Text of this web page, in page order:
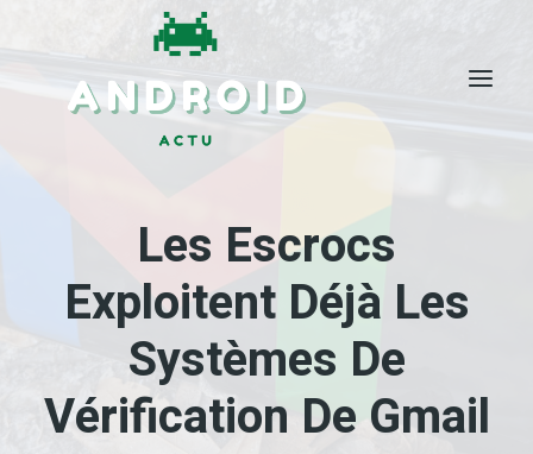
Les Escrocs
Exploitent Déjà Les
Systèmes De
Vérification De Gmail